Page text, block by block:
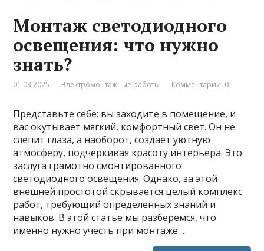
Монтаж светодиодного
освещения: что нужно
знать?
01.03.2025 Электромонтажные работы Комментарии: 0
Представьте себе: вы заходите в помещение, и
вас окутывает мягкий, комфортный свет. Он не
слепит глаза, а наоборот, создает уютную
атмосферу, подчеркивая красоту интерьера. Это
заслуга грамотно смонтированного
светодиодного освещения. Однако, за этой
внешней простотой скрывается целый комплекс
работ, требующий определенных знаний и
навыков. В этой статье мы разберемся, что
именно нужно учесть при монтаже …